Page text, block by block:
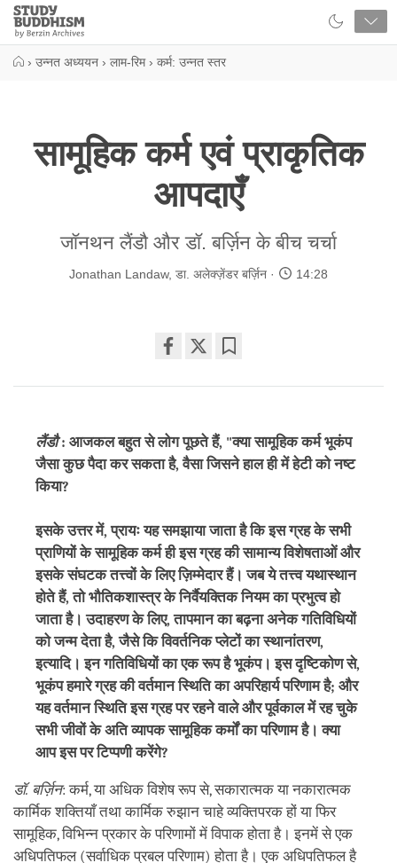
Close
Study
Buddhism
› उन्नत अध्ययन › लाम-रिम › कर्म: उन्नत स्तर
सामूहिक कर्म एवं प्राकृतिक
आपदाएँ
जॉनथन लैंडौ और डॉ. बर्ज़िन के बीच चर्चा
Jonathan Landaw, डा. अलेक्ज़ेंडर बर्ज़िन 14:28
on
लैंडौ: आजकल बहुत से लोग पूछते हैं, "क्या सामूहिक कर्म भूकंप
जैसा कुछ पैदा कर सकता है, वैसा जिसने हाल ही में हेटी को नष्ट
किया?
इसके उत्तर में, प्रायः यह समझाया जाता है कि इस ग्रह के सभी
प्राणियों के सामूहिक कर्म ही इस ग्रह की सामान्य विशेषताओं और
इसके संघटक तत्त्वों के लिए ज़िम्मेदार हैं। जब ये तत्त्व यथास्थान
होते हैं, तो भौतिकशास्त्र के निर्वैयक्तिक नियम का प्रभुत्व हो
जाता है। उदाहरण के लिए, तापमान का बढ़ना अनेक गतिविधियों
को जन्म देता है, जैसे कि विवर्तनिक प्लेटों का स्थानांतरण,
इत्यादि। इन गतिविधियों का एक रूप है भूकंप। इस दृष्टिकोण से,
भूकंप हमारे ग्रह की वर्तमान स्थिति का अपरिहार्य परिणाम है; और
यह वर्तमान स्थिति इस ग्रह पर रहने वाले और पूर्वकाल में रह चुके
सभी जीवों के अति व्यापक सामूहिक कर्मों का परिणाम है। क्या
आप इस पर टिप्पणी करेंगे?
डॉ. बर्ज़िन: कर्म, या अधिक विशेष रूप से, सकारात्मक या नकारात्मक
कार्मिक शक्तियाँ तथा कार्मिक रुझान चाहे व्यक्तिपरक हों या फिर
सामूहिक, विभिन्न प्रकार के परिणामों में विपाक होता है। इनमें से एक
अधिपतिफल (सर्वाधिक प्रबल परिणाम) होता है। एक अधिपतिफल है